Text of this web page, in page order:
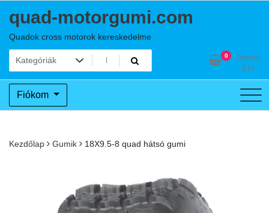
quad-motorgumi.com
Quadok cross motorok kereskedelme
0
Összeg
0 Ft
Fiókom
Kezdőlap Gumik 18X9.5-8 quad hátsó gumi